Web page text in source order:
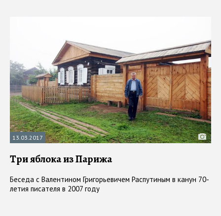
13.03.2017
Три яблока из Парижа
Беседа с Валентином Григорьевичем Распутиным в канун 70-
летия писателя в 2007 году